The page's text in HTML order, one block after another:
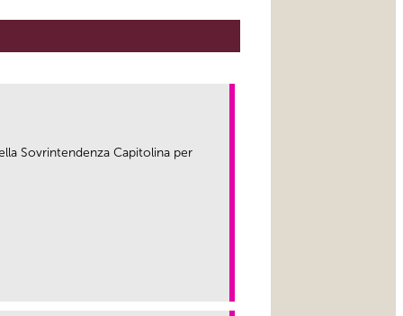
Sovrintendenza Capitolina per